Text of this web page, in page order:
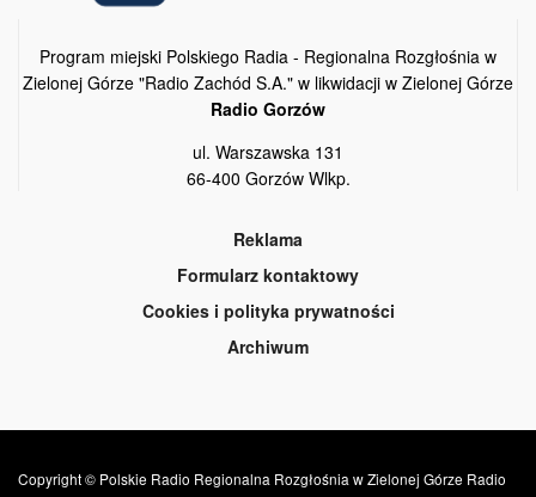
Program miejski Polskiego Radia - Regionalna Rozgłośnia w
Zielonej Górze "Radio Zachód S.A." w likwidacji w Zielonej Górze
Radio Gorzów
ul. Warszawska 131
66-400 Gorzów Wlkp.
Reklama
Formularz kontaktowy
Cookies i polityka prywatności
Archiwum
Copyright © Polskie Radio Regionalna Rozgłośnia w Zielonej Górze Radio